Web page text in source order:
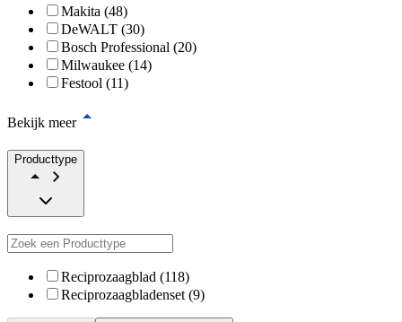
Makita (48)
DeWALT (30)
Bosch Professional (20)
Milwaukee (14)
Festool (11)
Bekijk meer
Producttype
Reciprozaagblad (118)
Reciprozaagbladenset (9)